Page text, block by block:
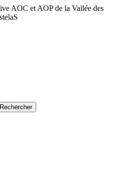
AOC et AOP de la Vallée des
Rechercher